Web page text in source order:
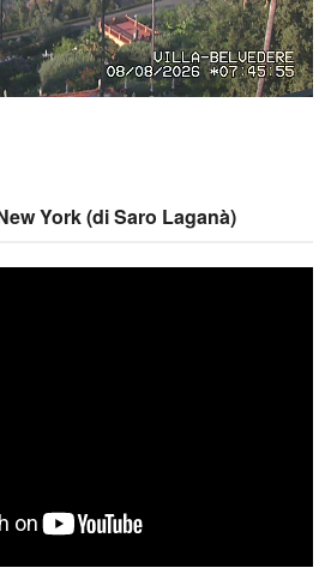
York (di Saro Laganà)